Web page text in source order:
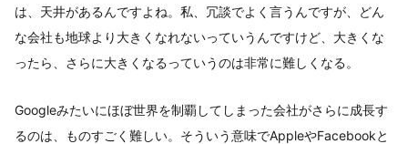
は、天井があるんですよね。私、冗談でよく言うんですが、どん
な会社も地球より大きくなれないっていうんですけど、大きくな
ったら、さらに大きくなるっていうのは非常に難しくなる。
Googleみたいにほぼ世界を制覇してしまった会社がさらに成長す
るのは、ものすごく難しい。そういう意味でAppleやFacebookと